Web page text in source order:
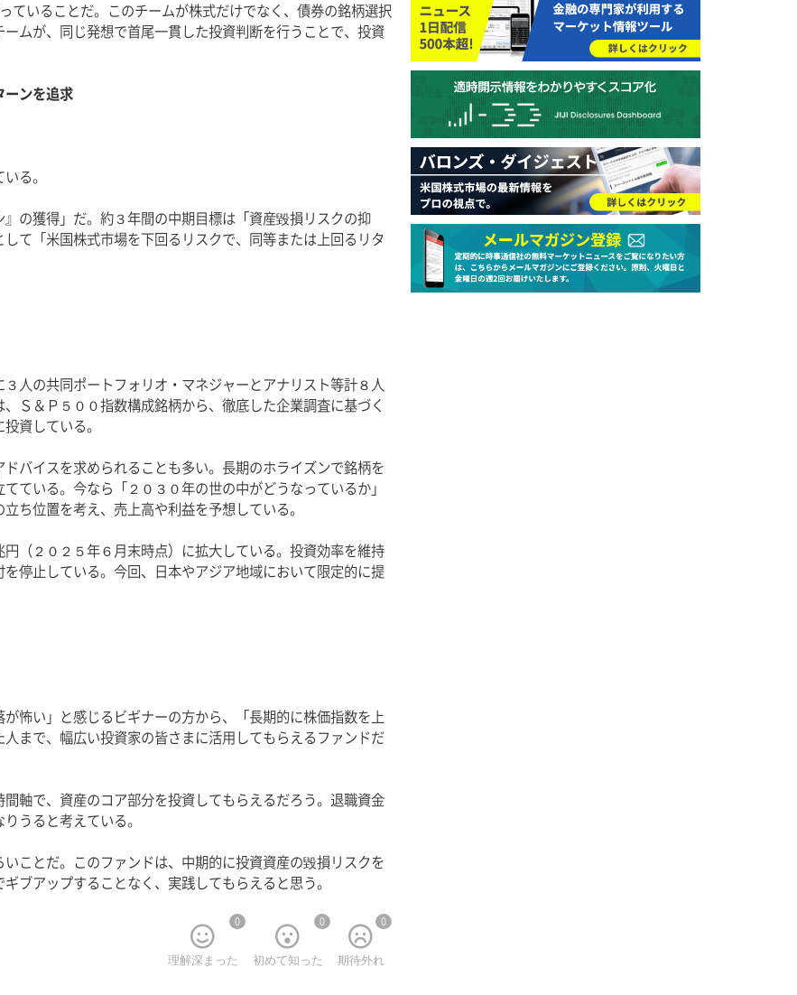
いることだ。このチームが株式だけでなく、債券の銘柄選択
ムが、同じ発想で首尾一貫した投資判断を行うことで、投資
ーンを追求
る。
の獲得」だ。約３年間の中期目標は「資産毀損リスクの抑
て「米国株式市場を下回るリスクで、同等または上回るリタ
人の共同ポートフォリオ・マネジャーとアナリスト等計８人
Ｓ＆Ｐ５００指数構成銘柄から、徹底した企業調査に基づく
資している。
バイスを求められることも多い。長期のホライズンで銘柄を
ている。今なら「２０３０年の世の中がどうなっているか」
ち位置を考え、売上高や利益を予想している。
（２０２５年６月末時点）に拡大している。投資効率を維持
停止している。今回、日本やアジア地域において限定的に提
怖い」と感じるビギナーの方から、「長期的に株価指数を上
まで、幅広い投資家の皆さまに活用してもらえるファンドだ
軸で、資産のコア部分を投資してもらえるだろう。退職資金
うると考えている。
ことだ。このファンドは、中期的に投資資産の毀損リスクを
ブアップすることなく、実践してもらえると思う。
0
理解深まった
0
初めて知った
0
期待外れ